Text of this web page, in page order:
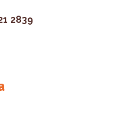
2839